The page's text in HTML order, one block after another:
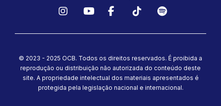
© 2023 - 2025 OCB. Todos os direitos reservados. É proibida a
reprodução ou distribuição não autorizada do conteúdo deste
site. A propriedade intelectual dos materiais apresentados é
protegida pela legislação nacional e internacional.